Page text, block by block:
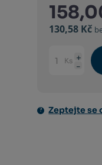
130,58 Kč
Změnit Snížit
Ks
Zeptejte se